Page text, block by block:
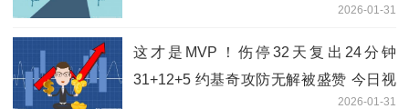
2026-01-31
这才是MVP！伤停32天复出24分钟
31+12+5 约基奇攻防无解被盛赞 今日视
2026-01-31